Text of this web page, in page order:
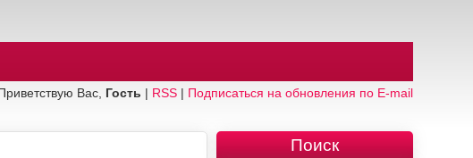
Вас, Гость | RSS| Подписаться на обновления по E-mail
Поиск